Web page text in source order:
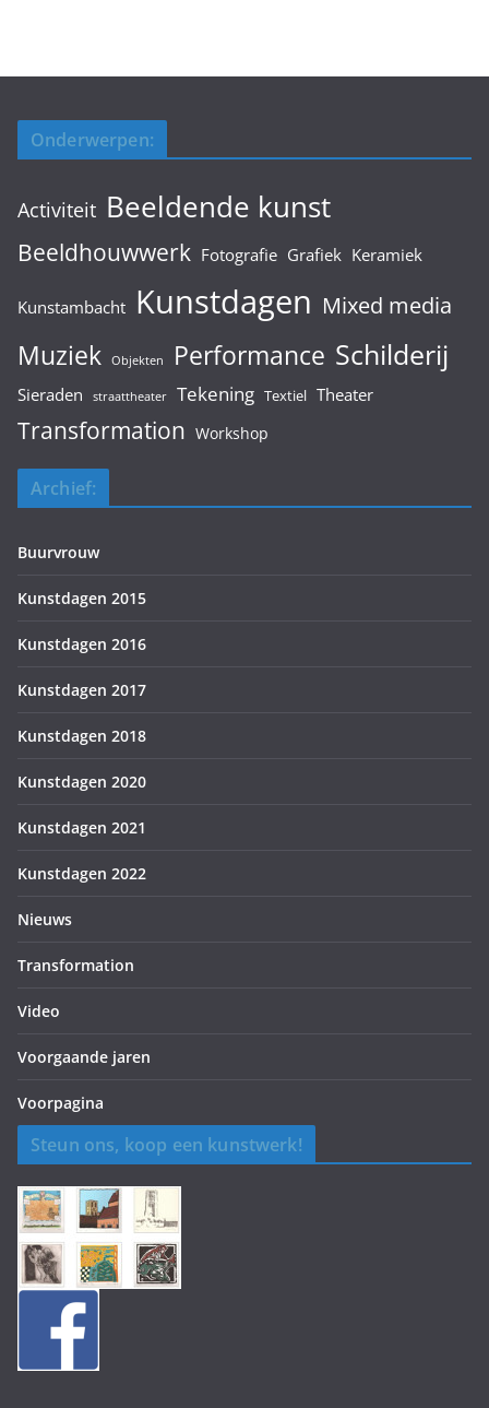
Onderwerpen:
Activiteit Beeldende kunst
Beeldhouwwerk Fotografie Grafiek Keramiek
Kunstambacht Kunstdagen Mixed media
Muziek Objekten Performance Schilderij
Sieraden straattheater Tekening Textiel Theater
Transformation Workshop
Archief:
Buurvrouw
Kunstdagen 2015
Kunstdagen 2016
Kunstdagen 2017
Kunstdagen 2018
Kunstdagen 2020
Kunstdagen 2021
Kunstdagen 2022
Nieuws
Transformation
Video
Voorgaande jaren
Voorpagina
Steun ons, koop een kunstwerk!